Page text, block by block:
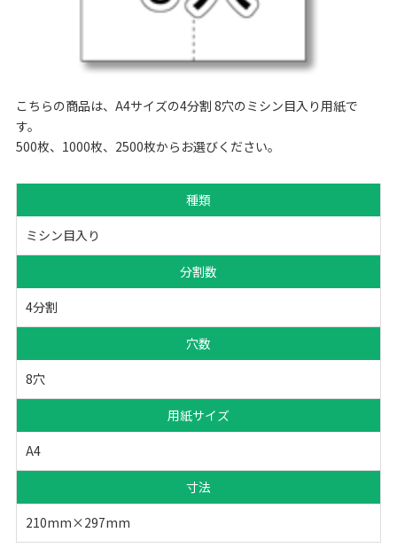
こちらの商品は、A4サイズの4分割 8穴のミシン目入り用紙で
す。
500枚、1000枚、2500枚からお選びください。
種類
ミシン目入り
分割数
4分割
穴数
8穴
用紙サイズ
A4
寸法
210mm×297mm